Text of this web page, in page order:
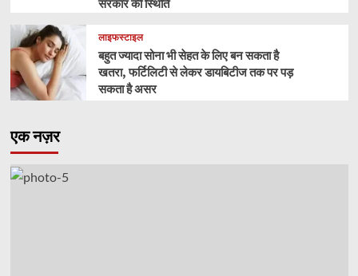
सरकार की स्थिति
लाइफस्टाइल
बहुत ज्यादा सोना भी सेहत के लिए बन सकता है
खतरा, फर्टिलिटी से लेकर डायबिटीज तक पर पड़
सकता है असर
एक नज़र